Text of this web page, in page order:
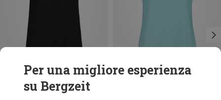
Risparmi 18%
Per una migliore esperienza
su Bergzeit